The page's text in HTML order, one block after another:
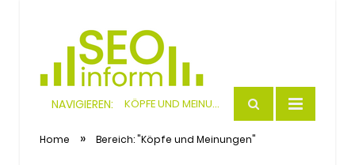
SEO
NAVIGIEREN: KÖPFE UND MEINUNGEN
Home » Bereich: "Köpfe und Meinungen"